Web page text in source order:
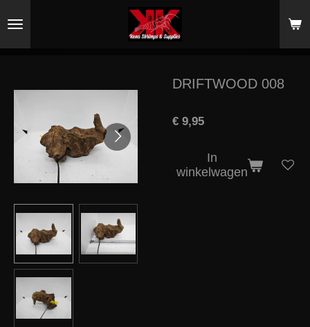
direct
DRIFTWOOD 008
€ 9,95
In
winkelwagen